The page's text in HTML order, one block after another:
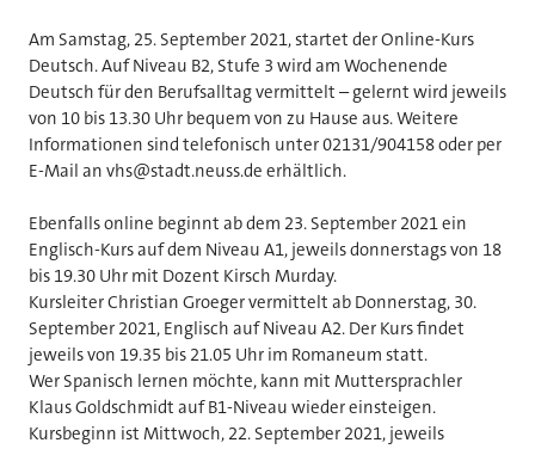
Am Samstag, 25. September 2021, startet der Online-Kurs
Deutsch. Auf Niveau B2, Stufe 3 wird am Wochenende
Deutsch für den Berufsalltag vermittelt – gelernt wird jeweils
von 10 bis 13.30 Uhr bequem von zu Hause aus. Weitere
Informationen sind telefonisch unter 02131/904158 oder per
E-Mail an vhs@stadt.neuss.de erhältlich.
Ebenfalls online beginnt ab dem 23. September 2021 ein
Englisch-Kurs auf dem Niveau A1, jeweils donnerstags von 18
bis 19.30 Uhr mit Dozent Kirsch Murday.
Kursleiter Christian Groeger vermittelt ab Donnerstag, 30.
September 2021, Englisch auf Niveau A2. Der Kurs findet
jeweils von 19.35 bis 21.05 Uhr im Romaneum statt.
Wer Spanisch lernen möchte, kann mit Muttersprachler
Klaus Goldschmidt auf B1-Niveau wieder einsteigen.
Kursbeginn ist Mittwoch, 22. September 2021, jeweils